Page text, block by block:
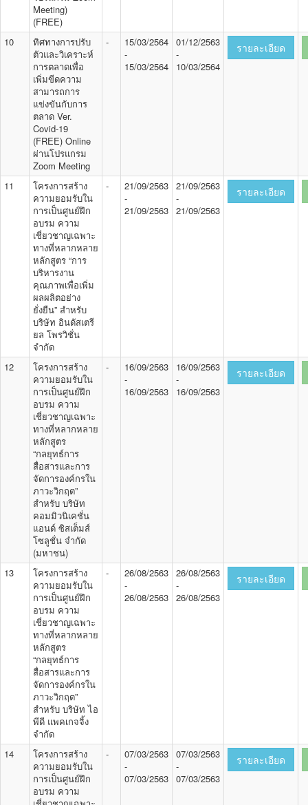
Meeting)
(FREE)
10
ทิศทางการปรับ
ตัวและวิเคราะห์
การตลาดเพื่อ
เพิ่มขีดความ
สามารถการ
แข่งขันกับการ
ตลาด Ver.
Covid-19
(FREE) Online
ผ่านโปรแกรม
Zoom Meeting
-
15/03/2564
-
15/03/2564
01/12/2563
-
10/03/2564
รายละเอียด
11
โครงการสร้าง
ความยอมรับใน
การเป็นศูนย์ฝึก
อบรม ความ
เชี่ยวชาญเฉพาะ
ทางที่หลากหลาย
หลักสูตร “การ
บริหารงาน
คุณภาพเพื่อเพิ่ม
ผลผลิตอย่าง
ยั่งยืน” สำหรับ
บริษัท อินดัสเตรี
ยล โพรวิชั่น
จำกัด
-
21/09/2563
-
21/09/2563
21/09/2563
-
21/09/2563
รายละเอียด
12
โครงการสร้าง
ความยอมรับใน
การเป็นศูนย์ฝึก
อบรม ความ
เชี่ยวชาญเฉพาะ
ทางที่หลากหลาย
หลักสูตร
“กลยุทธ์การ
สื่อสารและการ
จัดการองค์กรใน
ภาวะวิกฤต”
สำหรับ บริษัท
คอมมิวนิเคชั่น
แอนด์ ซิสเต็มส์
โซลูชั่น จำกัด
(มหาชน)
-
16/09/2563
-
16/09/2563
16/09/2563
-
16/09/2563
รายละเอียด
13
โครงการสร้าง
ความยอมรับใน
การเป็นศูนย์ฝึก
อบรม ความ
เชี่ยวชาญเฉพาะ
ทางที่หลากหลาย
หลักสูตร
“กลยุทธ์การ
สื่อสารและการ
จัดการองค์กรใน
ภาวะวิกฤต”
สำหรับ บริษัท ไอ
พีดี แพคเกจจิ้ง
จำกัด
-
26/08/2563
-
26/08/2563
26/08/2563
-
26/08/2563
รายละเอียด
14
โครงการสร้าง
ความยอมรับใน
การเป็นศูนย์ฝึก
อบรม ความ
-
07/03/2563
-
07/03/2563
07/03/2563
-
07/03/2563
รายละเอียด